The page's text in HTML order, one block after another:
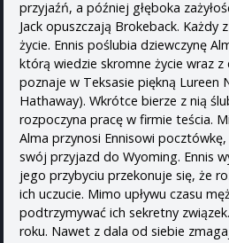
przyjaźń, a później głęboka
Jack opuszczają Brokeback. Każdy
życie. Ennis poślubia dziewczynę
którą wiedzie skromne życie wraz z
poznaje w Teksasie piękną Lureen
Hathaway). Wkrótce bierze z nią
rozpoczyna pracę w firmie teścia.
Alma przynosi Ennisowi
swój przyjazd do Wyoming. Ennis
jego przybyciu przekonuje się, że
ich uczucie. Mimo upływu czasu
podtrzymywać ich sekretny
roku. Nawet z dala od siebie